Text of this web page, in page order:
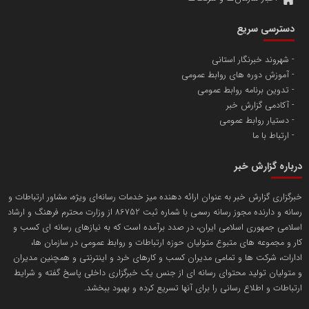
پایگاه اطلاع رسانی اعتلای نهادهای مردمی
پایگاه اطلاع رسانی دریا و نفت
تامین آهن اسفنجی تولیدکنندگان فولاد در کشور
تریبون
انتشار گسترده محتوا در رسانه گزارش خبر
مسعودصادقی
محمدعلی کرمعلی
دسترسی سریع
شهروند خبرنگار استانی
آموزش دوره های روابط عمومی
تدوین برنامه روابط عمومی
آکادمی گزارش خبر
دستیار روابط عمومی
ارتباط با ما
درباره گزارش خبر
خبرگزاری گزارش خبر به عنوان ارائه دهنده میز خدمات رسانه‌ای ویژه، مشاور ارتباطات و
رسانه و دارنده مجوز رسانه رسمی با شماره ثبت 86752 از وزارت محترم فرهنگ و ارشاد
اسلامی جمهوری اسلامی ایران، در صدد برآمده است که به نیازهای رسانه ای کسب و
کار و مجموعه های متبوع متولیان حوزه ارتباطات و روابط عمومی در سازمان ها،
ادارات، شرکت ها و تمامی مدیران کسب و کارهای خرد و اینترنتی و همچنین مدیران
و متولیان تولید محتوای رسانه ای از جنس یک خبرگزاری داخلی پاسخ گفته و شرایط
ارتباطات و اطلاع رسانی را برای آنها تسریع کرده و بهبود ببخشد.